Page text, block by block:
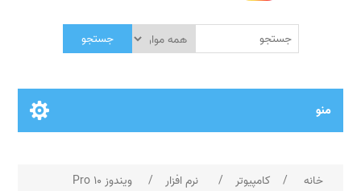
جستجو
منو
خانه / کامپیوتر / نرم افزار / ویندوز 10 Pro